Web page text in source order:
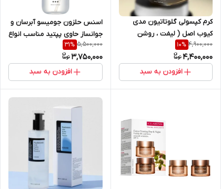
کرم کپسولی گلوتاتیون مدی
کیوب اصل ( ليفت ، روشن
كننده، جوانساز، آبرسان)
4,900,000
10%
4,400,000
افزودن به سبد
اسنس حلزون جومیسو آبرسان و
جوانساز حاوی پپتید مناسب انواع
Mucin 95 + Peptide
5,500,000
31%
3,750,000
افزودن به سبد